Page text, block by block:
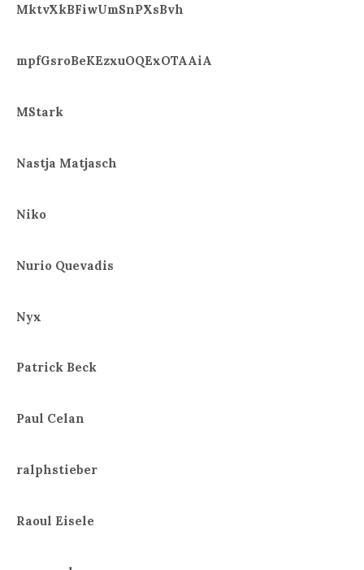
MktvXkBFiwUmSnPXsBvh
mpfGsroBeKEzxuOQExOTAAiA
MStark
Nastja Matjasch
Niko
Nurio Quevadis
Nyx
Patrick Beck
Paul Celan
ralphstieber
Raoul Eisele